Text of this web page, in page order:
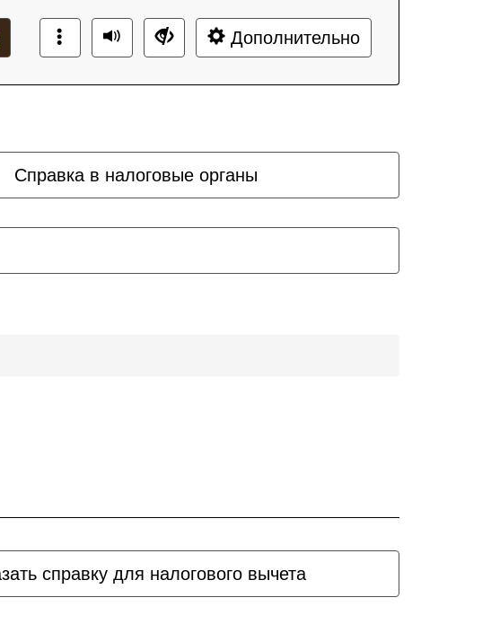
Дополнительно
Справка в налоговые органы
справку для налогового вычета